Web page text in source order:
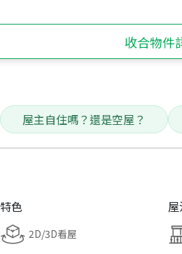
收合物件
屋主自住嗎？還是空屋？
特色
2D/3D看屋